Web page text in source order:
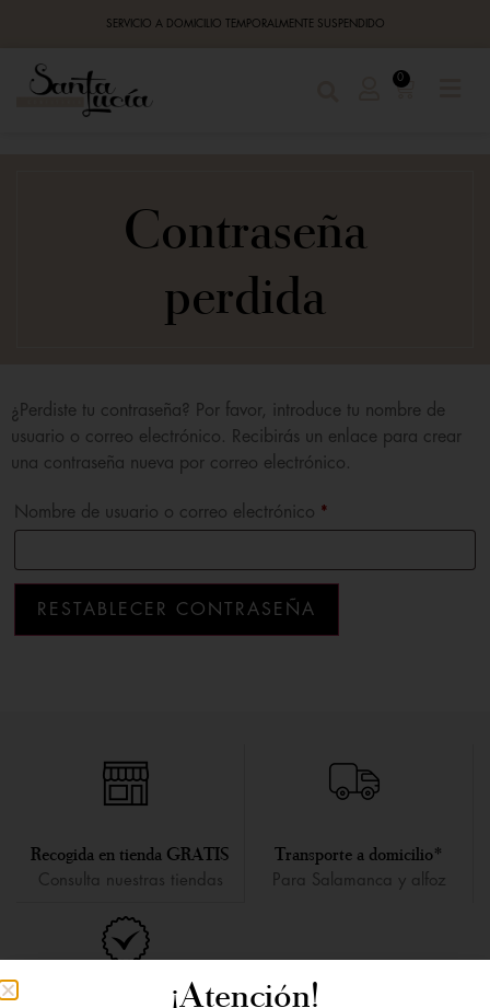
SERVICIO A DOMICILIO TEMPORALMENTE SUSPENDIDO
0
Contraseña
perdida
¿Perdiste tu contraseña? Por favor, introduce tu nombre de
usuario o correo electrónico. Recibirás un enlace para crear
una contraseña nueva por correo electrónico.
Nombre de usuario o correo electrónico *
RESTABLECER CONTRASEÑA
Recogida en tienda GRATIS
Consulta nuestras tiendas
Transporte a domicilio*
Para Salamanca y alfoz
¡Atención!